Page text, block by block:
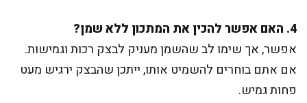
4. האם אפשר להכין את המתכון ללא שמן?
אפשר, אך שימו לב שהשמן מעניק לבצק רכות וגמישות.
אם אתם בוחרים להשמיט אותו, ייתכן שהבצק ירגיש מעט
פחות גמיש.